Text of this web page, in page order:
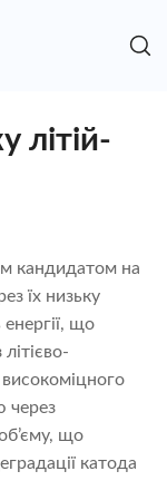
літій-
кандидатом на
їх низьку
енергії, що
через
що
катода